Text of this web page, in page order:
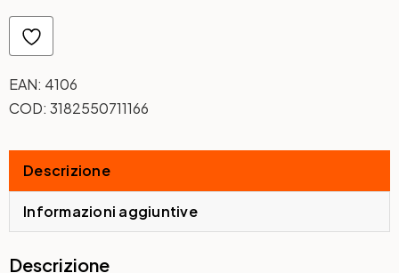
EAN: 4106
COD: 3182550711166
Descrizione
Informazioni aggiuntive
Descrizione